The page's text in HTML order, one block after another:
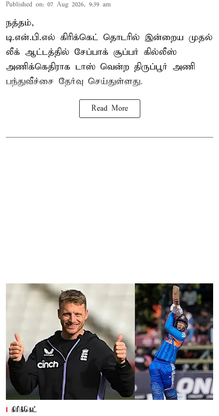
Published on: 07 Aug 2026, 9:39 am
நத்தம்,
டி.என்.பி.எல் கிரிக்கெட் தொடரில் இன்றைய முதல்
லீக் ஆட்டத்தில் சேப்பாக் சூப்பர் கில்லீஸ்
அணிக்கெதிராக டாஸ் வென்ற திருப்பூர் அணி
பந்துவீச்சை தேர்வு செய்துள்ளது.
Read More
கிரிக்கெட்